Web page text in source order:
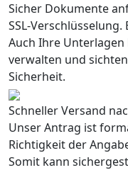
Sicher Dokumente
SSL-
Auch Ihre
verwalten und
Sicherheit.
Schneller Versand
Unser Antrag ist
Richtigkeit der
Somit kann